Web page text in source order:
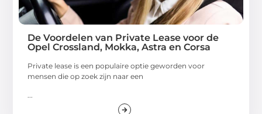
De Voordelen van Private Lease voor de
Opel Crossland, Mokka, Astra en Corsa
Private lease is een populaire optie geworden voor
mensen die op zoek zijn naar een
...